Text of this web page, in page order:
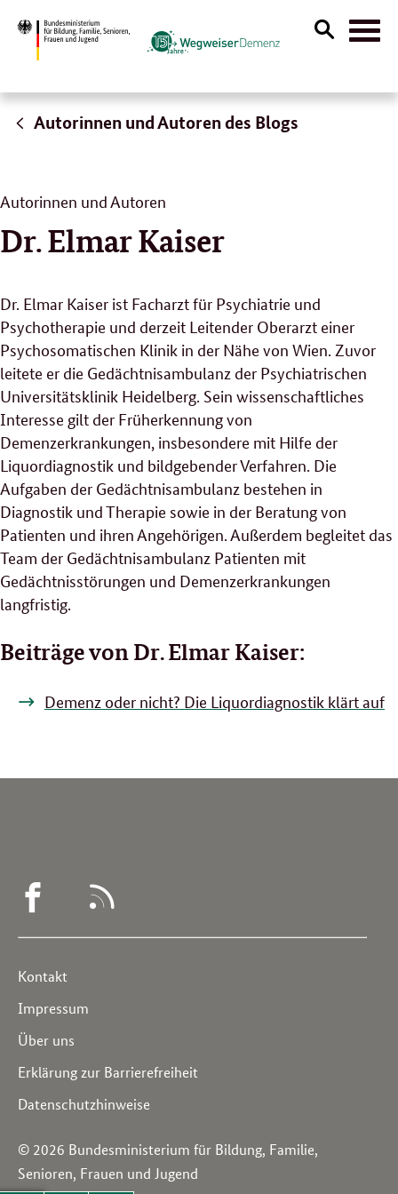
Suche
Autorinnen und Autoren des Blogs
Autorinnen und Autoren
Dr. Elmar Kaiser
Dr. Elmar Kaiser ist Facharzt für Psychiatrie und
Psychotherapie und derzeit Leitender Oberarzt einer
Psychosomatischen Klinik in der Nähe von Wien. Zuvor
leitete er die Gedächtnisambulanz der Psychiatrischen
Universitätsklinik Heidelberg. Sein wissenschaftliches
Interesse gilt der Früherkennung von
Demenzerkrankungen, insbesondere mit Hilfe der
Liquordiagnostik und bildgebender Verfahren. Die
Aufgaben der Gedächtnisambulanz bestehen in
Diagnostik und Therapie sowie in der Beratung von
Patienten und ihren Angehörigen. Außerdem begleitet das
Team der Gedächtnisambulanz Patienten mit
Gedächtnisstörungen und Demenzerkrankungen
langfristig.
Beiträge von Dr. Elmar Kaiser:
Demenz oder nicht? Die Liquordiagnostik klärt auf
WEGWEISER
© 2026 Bundesministerium für Bildung, Familie,
Senioren, Frauen und Jugend
Service
Navigation
Kontakt
Impressum
Über uns
Erklärung zur Barrierefreiheit
Datenschutzhinweise